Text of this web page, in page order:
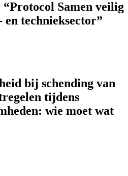
“Protocol Samen veilig
technieksector”
bij schending van
tijdens
wie moet wat